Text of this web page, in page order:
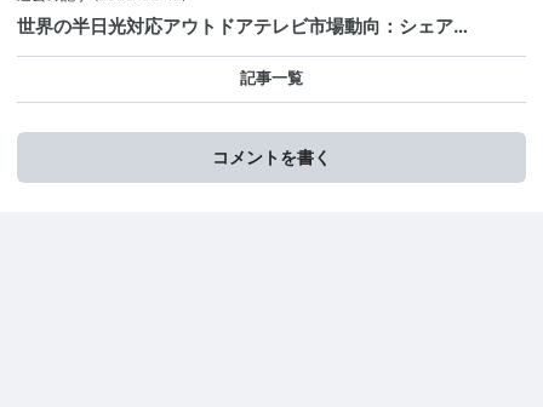
世界の半日光対応アウトドアテレビ市場動向：シェア…
記事一覧
コメントを書く